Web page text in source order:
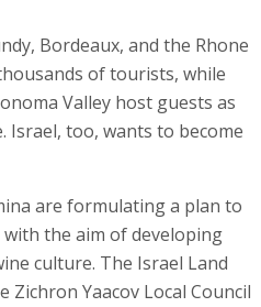
Bordeaux, and the Rhone
of tourists, while
Valley host guests as
Israel, too, wants to become
are formulating a plan to
the aim of developing
culture. The Israel Land
Zichron Yaacov Local Council